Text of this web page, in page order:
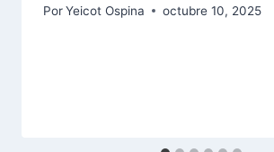
PorYeicot Ospina octubre 10, 2025